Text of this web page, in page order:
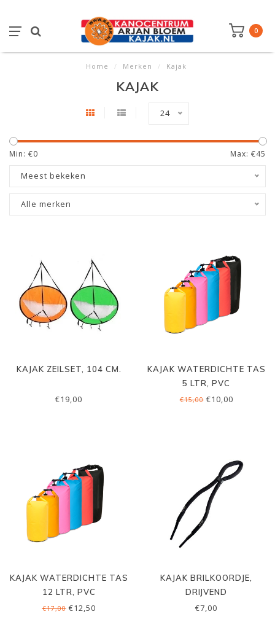
0
Home / Merken / Kajak
KAJAK
24
Min: €0 Max: €45
Meest bekeken
Alle merken
KAJAK ZEILSET, 104 CM.
€19,00
KAJAK WATERDICHTE TAS
5 LTR, PVC
€15,00€10,00
KAJAK WATERDICHTE TAS
12 LTR, PVC
€17,00€12,50
KAJAK BRILKOORDJE,
DRIJVEND
€7,00